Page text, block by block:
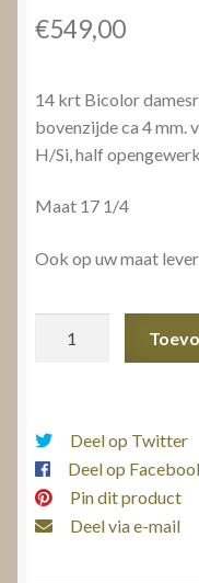
€549,00
14 krt Bicolor
bovenzijde ca 4 mm.
H/Si, half
Maat 17 1/4
Ook op uw maat
Deel op Twitter
Deel op
Pin dit product
Deel via e-mail